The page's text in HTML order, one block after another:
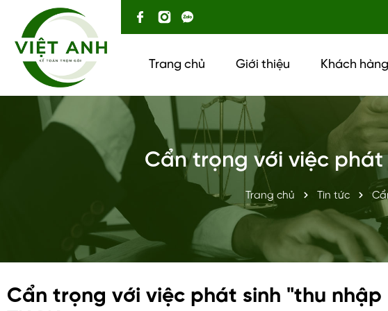
Trang chủ Giới thiệu Khách
Cẩn trọng với việc phát
Trang chủ Tin tức
Cẩn trọng với việc phát sinh "thu